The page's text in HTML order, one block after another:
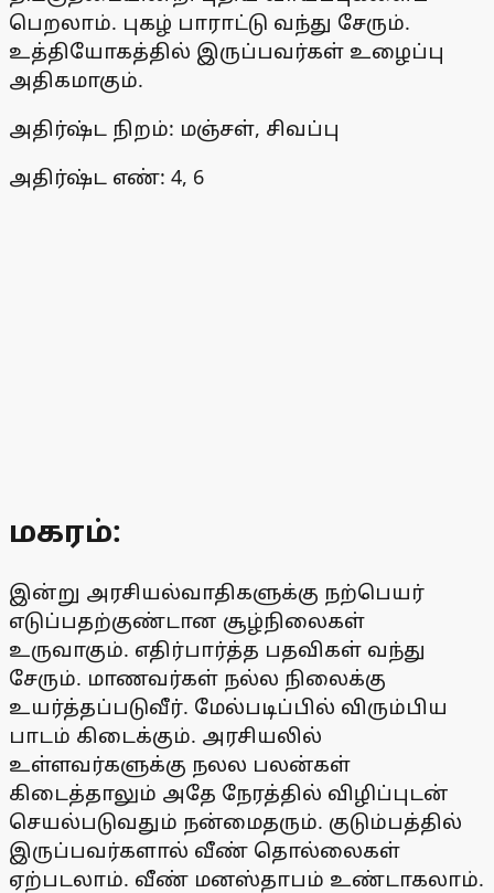
பெறலாம். புகழ் பாராட்டு வந்து சேரும்.
உத்தியோகத்தில் இருப்பவர்கள் உழைப்பு
அதிகமாகும்.
அதிர்ஷ்ட நிறம்: மஞ்சள், சிவப்பு
அதிர்ஷ்ட எண்: 4, 6
மகரம்:
இன்று அரசியல்வாதிகளுக்கு நற்பெயர்
எடுப்பதற்குண்டான சூழ்நிலைகள்
உருவாகும். எதிர்பார்த்த பதவிகள் வந்து
சேரும். மாணவர்கள் நல்ல நிலைக்கு
உயர்த்தப்படுவீர். மேல்படிப்பில் விரும்பிய
பாடம் கிடைக்கும். அரசியலில்
உள்ளவர்களுக்கு நலல பலன்கள்
கிடைத்தாலும் அதே நேரத்தில் விழிப்புடன்
செயல்படுவதும் நன்மைதரும். குடும்பத்தில்
இருப்பவர்களால் வீண் தொல்லைகள்
ஏற்படலாம். வீண் மனஸ்தாபம் உண்டாகலாம்.